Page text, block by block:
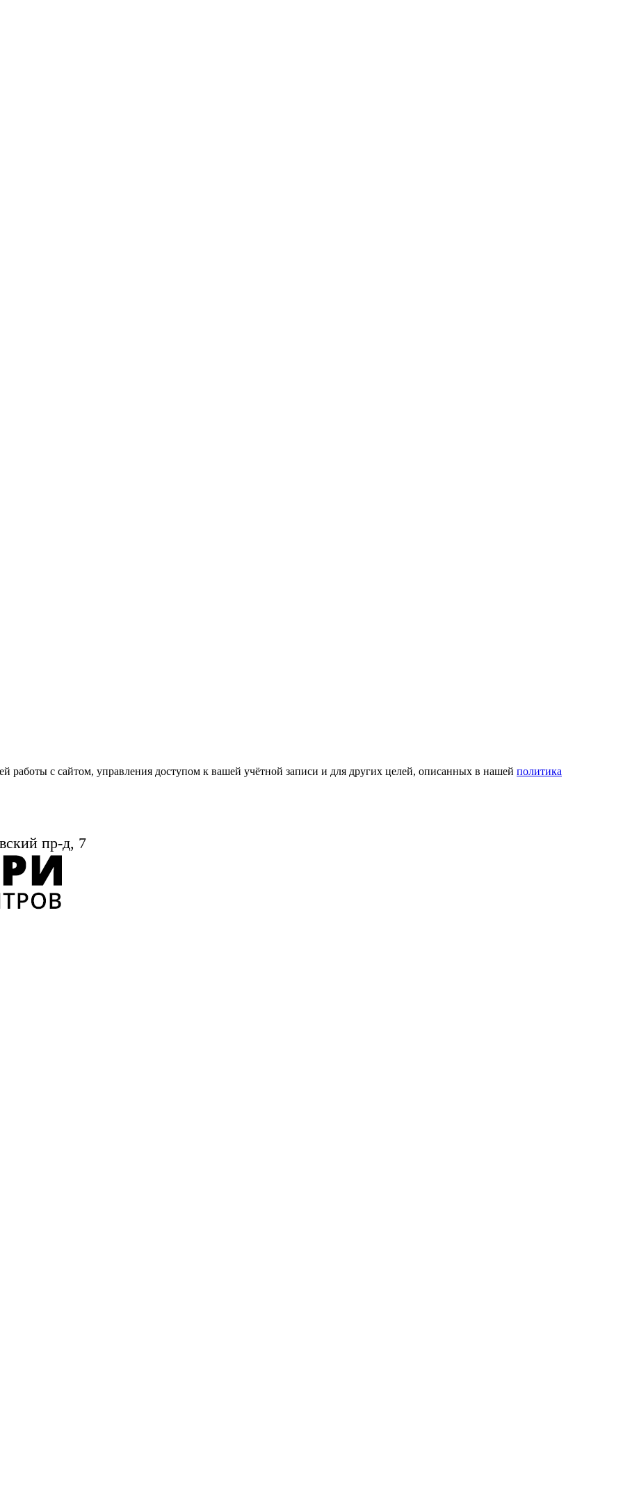
работы с сайтом, управления доступом к вашей учётной записи и для других целей, описанных в нашей политика
пр-д, 7